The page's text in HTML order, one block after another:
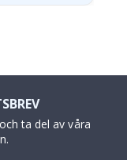
ta del av våra